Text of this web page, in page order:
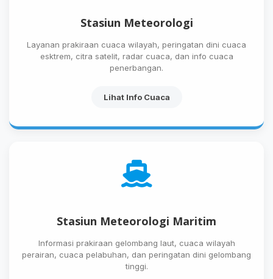
Stasiun Meteorologi
Layanan prakiraan cuaca wilayah, peringatan dini cuaca
esktrem, citra satelit, radar cuaca, dan info cuaca
penerbangan.
Lihat Info Cuaca
Stasiun Meteorologi Maritim
Informasi prakiraan gelombang laut, cuaca wilayah
perairan, cuaca pelabuhan, dan peringatan dini gelombang
tinggi.